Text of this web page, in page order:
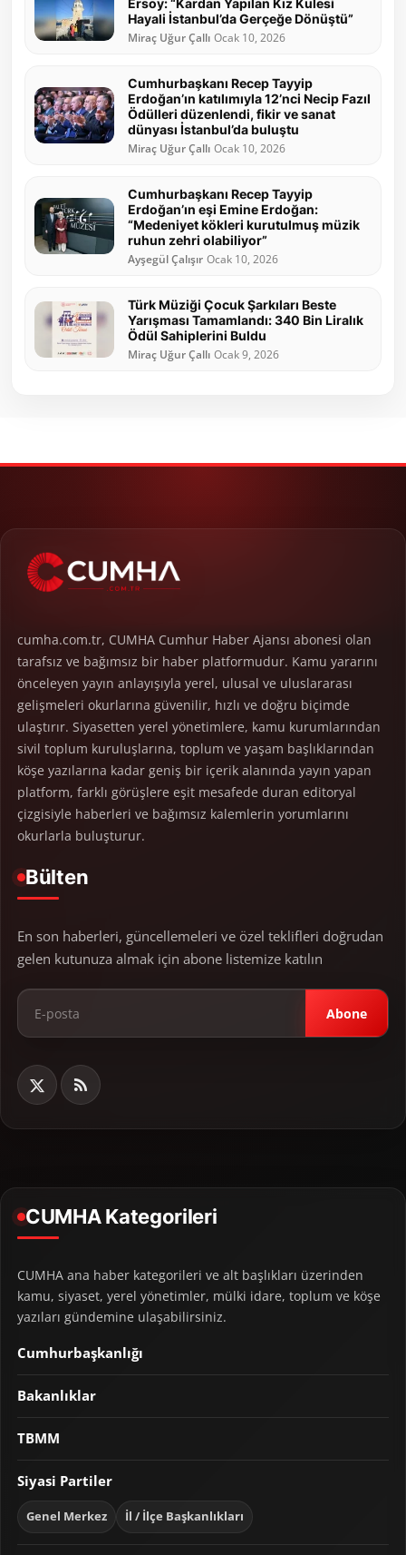
Ersoy: “Kardan Yapılan Kız Kulesi
Hayali İstanbul’da Gerçeğe Dönüştü”
Miraç Uğur Çallı Ocak 10, 2026
Cumhurbaşkanı Recep Tayyip
Erdoğan’ın katılımıyla 12’nci Necip Fazıl
Ödülleri düzenlendi, fikir ve sanat
dünyası İstanbul’da buluştu
Miraç Uğur Çallı Ocak 10, 2026
Cumhurbaşkanı Recep Tayyip
Erdoğan’ın eşi Emine Erdoğan:
“Medeniyet kökleri kurutulmuş müzik
ruhun zehri olabiliyor”
Ayşegül Çalışır Ocak 10, 2026
Türk Müziği Çocuk Şarkıları Beste
Yarışması Tamamlandı: 340 Bin Liralık
Ödül Sahiplerini Buldu
Miraç Uğur Çallı Ocak 9, 2026
cumha.com.tr, CUMHA Cumhur Haber Ajansı abonesi olan
tarafsız ve bağımsız bir haber platformudur. Kamu yararını
önceleyen yayın anlayışıyla yerel, ulusal ve uluslararası
gelişmeleri okurlarına güvenilir, hızlı ve doğru biçimde
ulaştırır. Siyasetten yerel yönetimlere, kamu kurumlarından
sivil toplum kuruluşlarına, toplum ve yaşam başlıklarından
köşe yazılarına kadar geniş bir içerik alanında yayın yapan
platform, farklı görüşlere eşit mesafede duran editoryal
çizgisiyle haberleri ve bağımsız kalemlerin yorumlarını
okurlarla buluşturur.
Bülten
En son haberleri, güncellemeleri ve özel teklifleri doğrudan
gelen kutunuza almak için abone listemize katılın
Abone
CUMHA Kategorileri
CUMHA ana haber kategorileri ve alt başlıkları üzerinden
kamu, siyaset, yerel yönetimler, mülki idare, toplum ve köşe
yazıları gündemine ulaşabilirsiniz.
Cumhurbaşkanlığı
Bakanlıklar
TBMM
Siyasi Partiler
Genel Merkez İl / İlçe Başkanlıkları